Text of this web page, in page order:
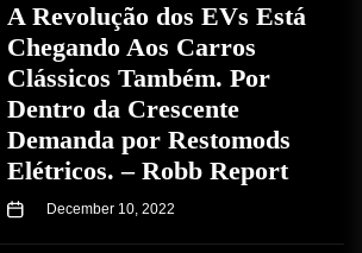
A Revolução dos EVs Está
Chegando Aos Carros
Clássicos Também. Por
Dentro da Crescente
Demanda por Restomods
Elétricos. – Robb Report
December 10, 2022